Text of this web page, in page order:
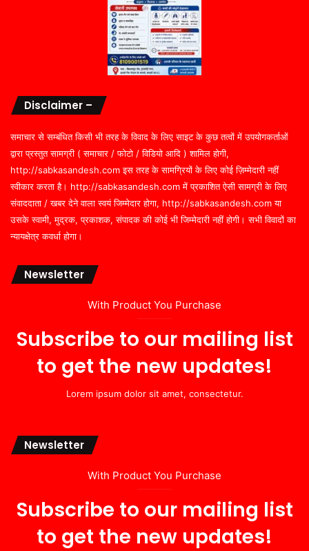
Disclaimer –
समाचार से सम्बंधित किसी भी तरह के विवाद के लिए साइट के कुछ तत्वों में उपयोगकर्ताओं
द्वारा प्रस्तुत सामग्री ( समाचार / फोटो / विडियो आदि ) शामिल होगी,
http://sabkasandesh.com इस तरह के सामग्रियों के लिए कोई ज़िम्मेदारी नहीं
स्वीकार करता है। http://sabkasandesh.com में प्रकाशित ऐसी सामग्री के लिए
संवाददाता / खबर देने वाला स्वयं जिम्मेदार होगा, http://sabkasandesh.com या
उसके स्वामी, मुद्रक, प्रकाशक, संपादक की कोई भी जिम्मेदारी नहीं होगी। सभी विवादों का
न्यायक्षेत्र कवर्धा होगा।
Newsletter
With Product You Purchase
Subscribe to our mailing list
to get the new updates!
Lorem ipsum dolor sit amet, consectetur.
Newsletter
With Product You Purchase
Subscribe to our mailing list
to get the new updates!